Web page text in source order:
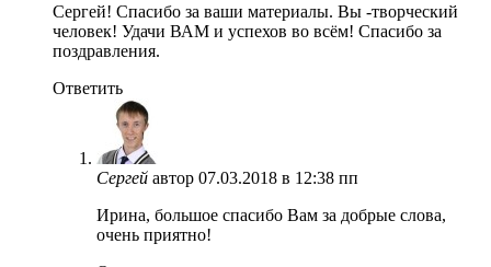
Сергей! Спасибо за ваши материалы. Вы -творческий
человек! Удачи ВАМ и успехов во всём! Спасибо за
поздравления.
Ответить
Сергей автор 07.03.2018 в 12:38 пп
Ирина, большое спасибо Вам за добрые слова,
очень приятно!